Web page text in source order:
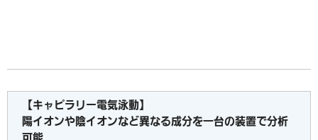
【キャピラリー電気泳動】
陽イオンや陰イオンなど異なる成分を一台の装置で分析